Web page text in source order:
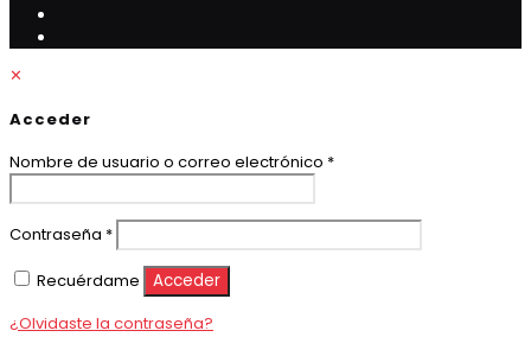
✕
Acceder
Nombre de usuario o correo electrónico *Obligatorio
Contraseña *Obligatorio
Recuérdame
Acceder
¿Olvidaste la contraseña?